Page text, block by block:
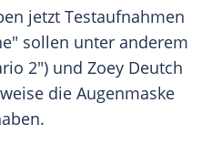
jetzt Testaufnahmen
sollen unter anderem
2") und Zoey Deutch
die Augenmaske